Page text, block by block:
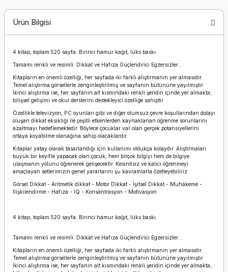
Ürün Bilgisi
4 kitap, toplam 520 sayfa. Birinci hamur kağıt, lüks baskı.
Tamamı renkli ve resimli. Dikkat ve Hafıza Güçlendirici Egzersizler...
Kitapların en önemli özelliği, her sayfada iki farklı alıştırmanın yer almasıdır.
Temel alıştırma görsellerle zenginleştirilmiş ve sayfanın bütününe yayılmıştır.
İkinci alıştırma ise, her sayfanın alt kısmındaki renkli şeridin içinde yer almakta;
bilişsel gelişimi ve okul derslerini destekleyici özelliğe sahiptir.
Özellikle televizyon, PC oyunları gibi ve diğer olumsuz çevre koşullarından dolayı
oluşan dikkat eksikliği ile çeşitli etkenlerden kaynaklanan öğrenme sorunlarını
azaltmayı hedeflemektedir. Böylece çocuklar var olan gerçek potansiyellerini
ortaya koyabilme olanağına sahip olacaklardır.
Kitaplar yatay olarak tasarlandığı için kullanımı oldukça kolaydır. Alıştırmaları
büyük bir keyifle yapacak olan çocuk, hem birçok bilgiyi hem de bilgiye
ulaşmanın yolunu öğrenerek gelişecektir. Kesintisiz ve kalıcı öğrenmeyi
amaçlayan setlerimizin genel yararlarını şu kavramlarla özetleyebiliriz:
Görsel Dikkat - Aritmetik dikkat - Motor Dikkat - İşitsel Dikkat - Muhakeme -
İlişkilendirme - Hafıza - IQ - Konsantrasyon - Motivasyon
4 kitap, toplam 520 sayfa. Birinci hamur kağıt, lüks baskı.
Tamamı renkli ve resimli. Dikkat ve Hafıza Güçlendirici Egzersizler...
Kitapların en önemli özelliği, her sayfada iki farklı alıştırmanın yer almasıdır.
Temel alıştırma görsellerle zenginleştirilmiş ve sayfanın bütününe yayılmıştır.
İkinci alıştırma ise, her sayfanın alt kısmındaki renkli şeridin içinde yer almakta;